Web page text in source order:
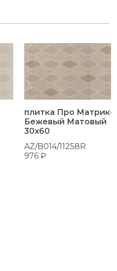
плитка Про Матрикс
Бежевый Матовый
30x60
AZ/B014/11258R
976 ₽